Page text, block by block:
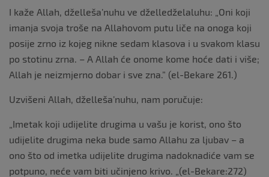
I kaže Allah, dželleša’nuhu ve dželledželaluhu: „Oni koji
imanja svoja troše na Allahovom putu liče na onoga koji
posije zrno iz kojeg nikne sedam klasova i u svakom klasu
po stotinu zrna. – A Allah će onome kome hoće dati i više;
Allah je neizmjerno dobar i sve zna.” (el-Bekare 261.)
Uzvišeni Allah, dželleša’nuhu, nam poručuje:
„Imetak koji udijelite drugima u vašu je korist, ono što
udijelite drugima neka bude samo Allahu za ljubav – a
ono što od imetka udijelite drugima nadoknadiće vam se
potpuno, neće vam biti učinjeno krivo. „(el-Bekare:272)